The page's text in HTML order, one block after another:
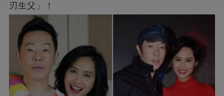
刃生父」！